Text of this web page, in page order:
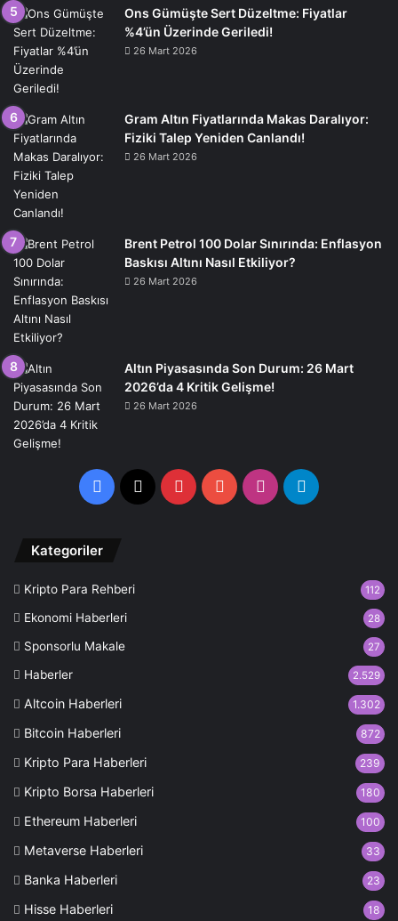
Ons Gümüşte Sert Düzeltme: Fiyatlar
%4’ün Üzerinde Geriledi!
26 Mart 2026
Gram Altın Fiyatlarında Makas Daralıyor:
Fiziki Talep Yeniden Canlandı!
26 Mart 2026
Brent Petrol 100 Dolar Sınırında: Enflasyon
Baskısı Altını Nasıl Etkiliyor?
26 Mart 2026
Altın Piyasasında Son Durum: 26 Mart
2026’da 4 Kritik Gelişme!
26 Mart 2026
Facebook PinterestYouTubeInstagramTelegram
Kategoriler
Kripto Para Rehberi 112
Ekonomi Haberleri 28
Sponsorlu Makale 27
Haberler 2.529
Altcoin Haberleri 1.302
Bitcoin Haberleri 872
Kripto Para Haberleri 239
Kripto Borsa Haberleri 180
Ethereum Haberleri 100
Metaverse Haberleri 33
Banka Haberleri 23
Hisse Haberleri 18